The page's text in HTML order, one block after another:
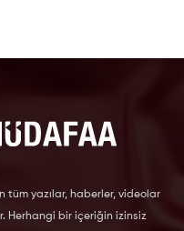
tüm yazılar, haberler, videolar
Herhangi bir içeriğin izinsiz